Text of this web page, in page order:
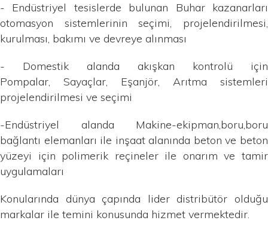
- Endüstriyel tesislerde bulunan Buhar kazanarları
otomasyon sistemlerinin seçimi, projelendirilmesi,
kurulması, bakımı ve devreye alınması
- Domestik alanda akışkan kontrolü için
Pompalar, Sayaçlar, Eşanjör, Arıtma sistemleri
projelendirilmesi ve seçimi
-Endüstriyel alanda Makine-ekipman,boru,boru
bağlantı elemanları ile inşaat alanında beton ve beton
yüzeyi için polimerik reçineler ile onarım ve tamir
uygulamaları
Konularında dünya çapında lider distribütör olduğu
markalar ile temini konusunda hizmet vermektedir.